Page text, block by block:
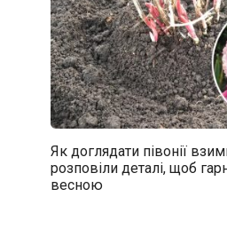
Як доглядати півонії
розповіли деталі, щоб
весною